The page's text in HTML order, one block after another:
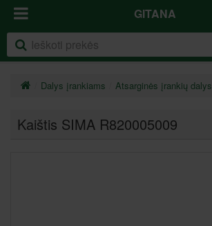
GITANA
Dalys įrankiams Atsarginės įrankių dalys
Kaištis SIMA R820005009